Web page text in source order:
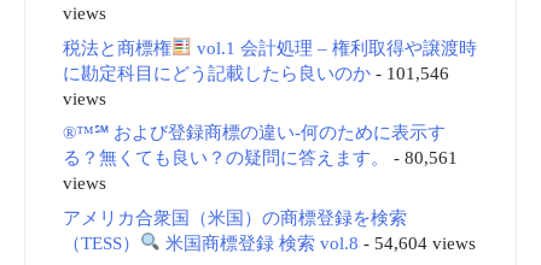
views
税法と商標権
vol.1 会計処理 – 権利取得や譲渡時
に勘定科目にどう記載したら良いのか- 101,546
views
®™℠ および登録商標の違い-何のために表示す
る？無くても良い？の疑問に答えます。
- 80,561
views
アメリカ合衆国（米国）の商標登録を検索
（TESS）
米国商標登録 検索 vol.8 - 54,604 views